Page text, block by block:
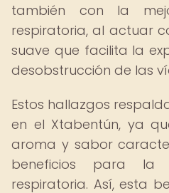
también con la
respiratoria, al actuar
suave que facilita la
desobstrucción de las
Estos hallazgos
en el Xtabentún, ya
aroma y sabor
beneficios para la
respiratoria. Así, esta